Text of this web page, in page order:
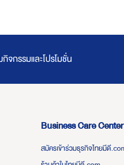
จกรรมและโปรโมชั่น
Business Care Center
สมัครเข้าร่วมธุรกิจไทยมีดี